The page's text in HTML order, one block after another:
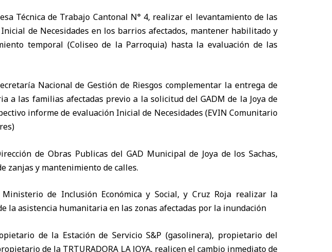
Técnica de Trabajo Cantonal N° 4, realizar el levantamiento de las
Inicial de Necesidades en los barrios afectados, mantener habilitado y
temporal (Coliseo de la Parroquia) hasta la evaluación de las
Nacional de Gestión de Riesgos complementar la entrega de
a las familias afectadas previo a la solicitud del GADM de la Joya de
informe de evaluación Inicial de Necesidades (EVIN Comunitario
de Obras Publicas del GAD Municipal de Joya de los Sachas,
zanjas y mantenimiento de calles.
de Inclusión Económica y Social, y Cruz Roja realizar la
la asistencia humanitaria en las zonas afectadas por la inundación
de la Estación de Servicio S&P (gasolinera), propietario del
de la TRTURADORA LA JOYA, realicen el cambio inmediato de